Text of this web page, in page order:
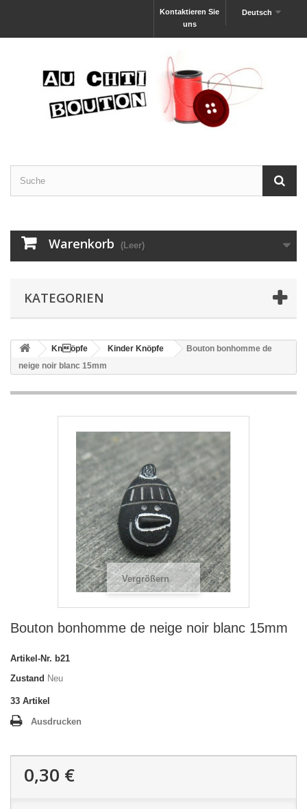
Deutsch
Kontaktieren Sie
uns
Warenkorb (Leer)
KATEGORIEN
Knöpfe Kinder Knöpfe
Bouton bonhomme de
neige noir blanc 15mm
Vergrößern
Bouton bonhomme de neige noir blanc 15mm
Artikel-Nr. b21
Zustand Neu
33 Artikel
Ausdrucken
0,30 €